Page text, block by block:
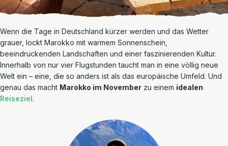
Wenn die Tage in Deutschland kürzer werden und das Wetter
grauer, lockt Marokko mit warmem Sonnenschein,
beeindruckenden Landschaften und einer faszinierenden Kultur.
Innerhalb von nur vier Flugstunden taucht man in eine völlig neue
Welt ein – eine, die so anders ist als das europäische Umfeld. Und
genau das macht Marokko im November zu einem idealen
Reiseziel.